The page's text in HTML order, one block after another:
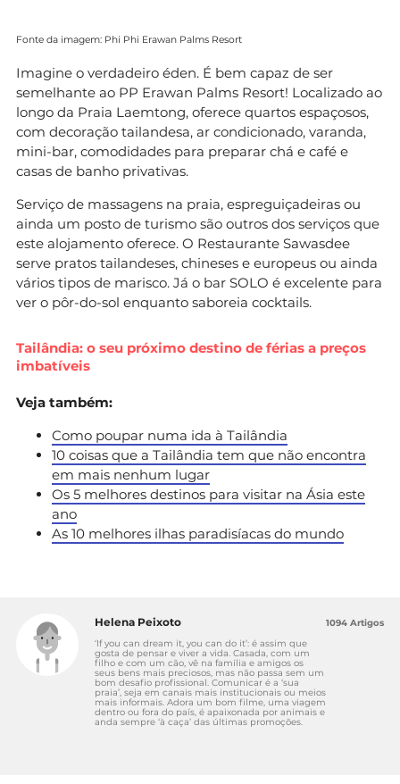
Fonte da imagem: Phi Phi Erawan Palms Resort
Imagine o verdadeiro éden. É bem capaz de ser
semelhante ao PP Erawan Palms Resort! Localizado ao
longo da Praia Laemtong, oferece quartos espaçosos,
com decoração tailandesa, ar condicionado, varanda,
mini-bar, comodidades para preparar chá e café e
casas de banho privativas.
Serviço de massagens na praia, espreguiçadeiras ou
ainda um posto de turismo são outros dos serviços que
este alojamento oferece. O Restaurante Sawasdee
serve pratos tailandeses, chineses e europeus ou ainda
vários tipos de marisco. Já o bar SOLO é excelente para
ver o pôr-do-sol enquanto saboreia cocktails.
Tailândia: o seu próximo destino de férias a preços
imbatíveis
Veja também:
Como poupar numa ida à Tailândia
10 coisas que a Tailândia tem que não encontra
em mais nenhum lugar
Os 5 melhores destinos para visitar na Ásia este
ano
As 10 melhores ilhas paradisíacas do mundo
Helena Peixoto
‘If you can dream it, you can do it’: é assim que
gosta de pensar e viver a vida. Casada, com um
filho e com um cão, vê na família e amigos os
seus bens mais preciosos, mas não passa sem um
bom desafio profissional. Comunicar é a ‘sua
praia’, seja em canais mais institucionais ou meios
mais informais. Adora um bom filme, uma viagem
dentro ou fora do país, é apaixonada por animais e
anda sempre ‘à caça’ das últimas promoções.
1094 Artigos